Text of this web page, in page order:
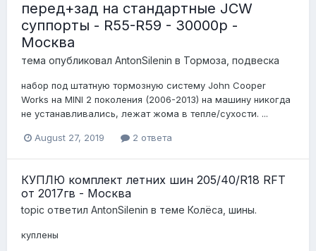
перед+зад на стандартные JCW
суппорты - R55-R59 - 30000р -
Москва
тема опубликовал AntonSilenin в Тормоза, подвеска
набор под штатную тормозную систему John Cooper
Works на MINI 2 поколения (2006-2013) на машину никогда
не устанавливались, лежат жома в тепле/сухости. ...
August 27, 2019 2 ответа
КУПЛЮ комплект летних шин 205/40/R18 RFT
от 2017гв - Москва
topic ответил AntonSilenin в теме Колёса, шины.
куплены